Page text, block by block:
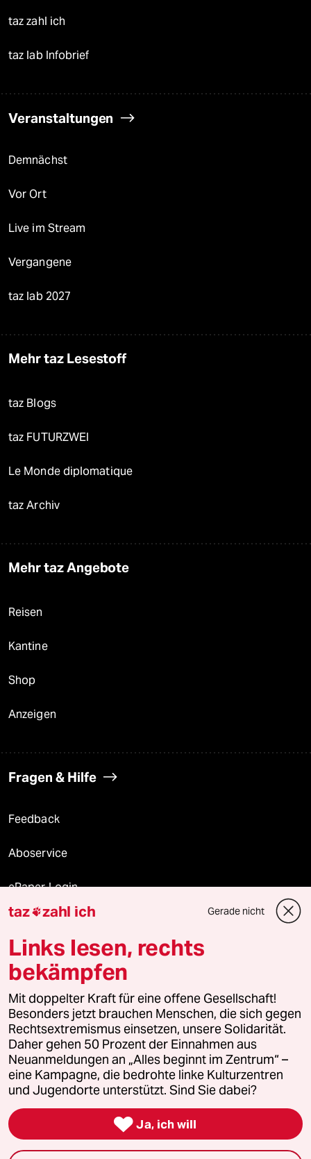
taz zahl ich
taz lab Infobrief
Veranstaltungen
Demnächst
Vor Ort
Live im Stream
Vergangene
taz lab 2027
Mehr taz Lesestoff
taz Blogs
taz FUTURZWEI
Le Monde diplomatique
taz Archiv
Mehr taz Angebote
Reisen
Kantine
Shop
Anzeigen
Fragen & Hilfe
Feedback
Aboservice
ePaper Login
Downloads für Abonnierende
© 2026 taz Verlags und Vertriebs GmbH
Alle Rechte vorbehalten. Bei rechtlichen Fragen oder für Genehmigungen
wenden Sie sich bitte an lizenzen@taz.de
Feedback Redaktionsstatut Kommune-Richtlinien
Leitlinie Informant Datenschutz Impressum AGB
Seitenwende Einwilligungen widerrufen (Ads)
taz zahl ich Gerade nicht
Links lesen, rechts
bekämpfen
Mit doppelter Kraft für eine offene Gesellschaft!
Besonders jetzt brauchen Menschen, die sich gegen
Rechtsextremismus einsetzen, unsere Solidarität.
Daher gehen 50 Prozent der Einnahmen aus
Neuanmeldungen an „Alles beginnt im Zentrum“ –
eine Kampagne, die bedrohte linke Kulturzentren
und Jugendorte unterstützt. Sind Sie dabei?
 Ja, ich will